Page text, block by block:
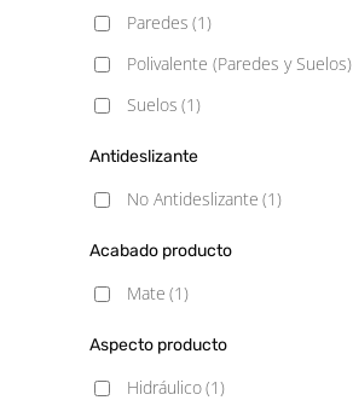
Paredes (1)
Polivalente (Paredes y Suelos)
Suelos (1)
Antideslizante
No Antideslizante (1)
Acabado producto
Mate (1)
Aspecto producto
Hidráulico(1)